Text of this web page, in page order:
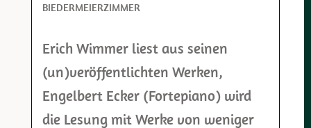
BIEDERMEIERZIMMER
Erich Wimmer liest aus seinen
(un)veröffentlichten Werken,
Engelbert Ecker (Fortepiano) wird
die Lesung mit Werke von weniger